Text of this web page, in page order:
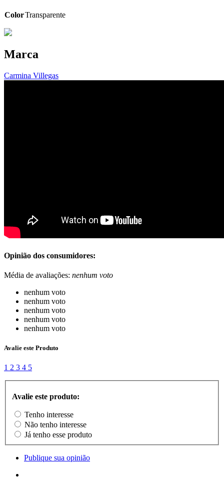
ColorTransparente
Marca
Carmina Villegas
Opinião dos consumidores:
Média de avaliações: nenhum voto
nenhum voto
nenhum voto
nenhum voto
nenhum voto
nenhum voto
Avalie este Produto
1 2 3 4 5
Avalie este produto:
Tenho interesse
Não tenho interesse
Já tenho esse produto
Publique sua opinião